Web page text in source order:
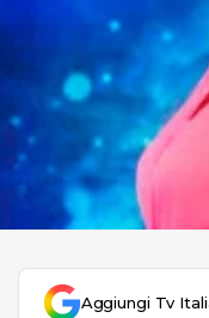
Aggiungi Tv